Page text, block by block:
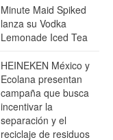
Minute Maid Spiked
lanza su Vodka
Lemonade Iced Tea
HEINEKEN México y
Ecolana presentan
campaña que busca
incentivar la
separación y el
reciclaje de residuos